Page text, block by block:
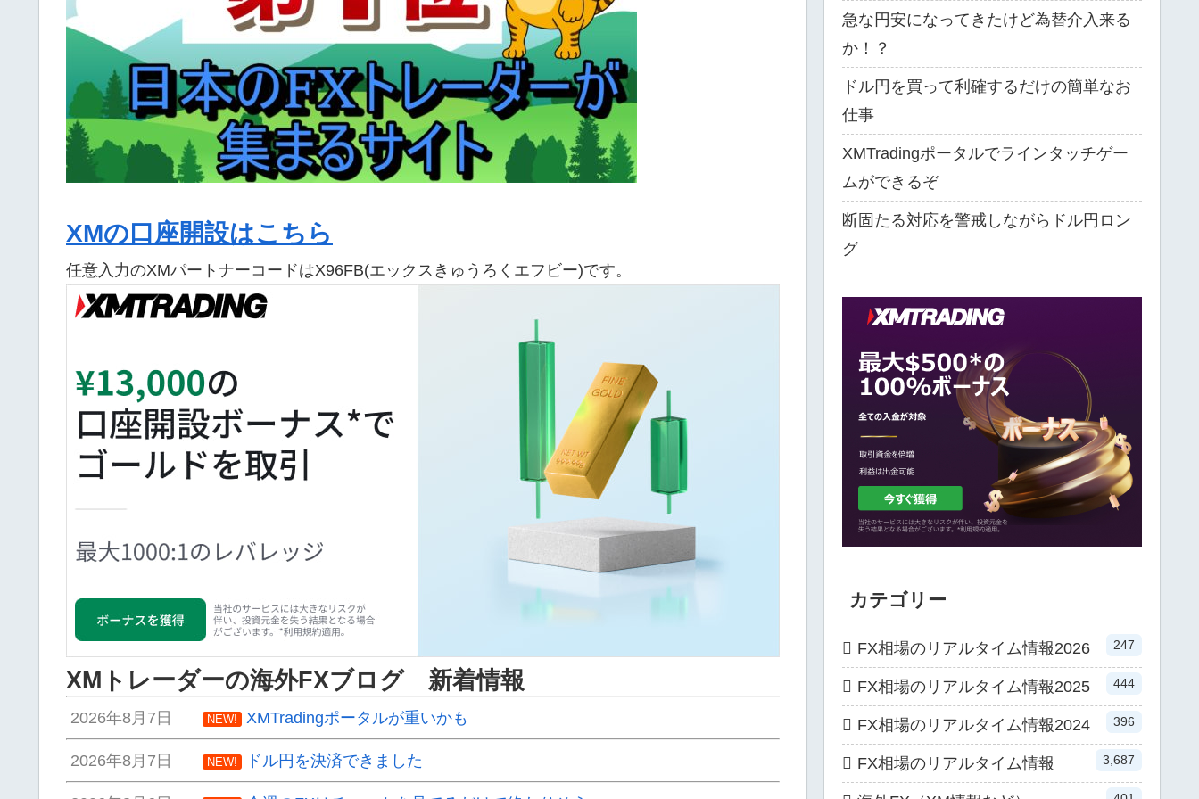
XMの口座開設はこちら
任意入力のXMパートナーコードはX96FB(エックスきゅうろくエフビー)です。
XMトレーダーの海外FXブログ 新着情報
2026年8月7日 NEW! XMTradingポータルが重いかも
2026年8月7日 NEW! ドル円を決済できました
急な円安になってきたけど為替介入来る
か！？
ドル円を買って利確するだけの簡単なお
仕事
XMTradingポータルでラインタッチゲー
ムができるぞ
断固たる対応を警戒しながらドル円ロン
グ
カテゴリー
FX相場のリアルタイム情報2026 247
FX相場のリアルタイム情報2025 444
FX相場のリアルタイム情報2024 396
FX相場のリアルタイム情報 3,687